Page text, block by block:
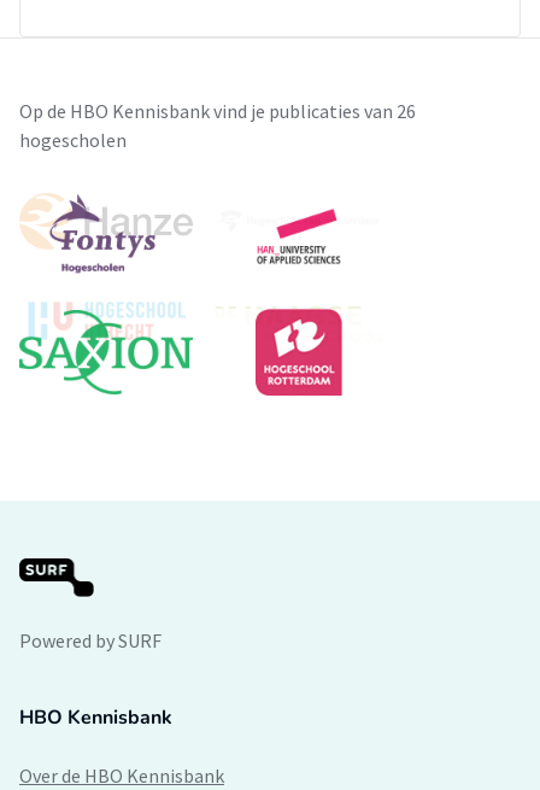
Op de HBO Kennisbank vind je publicaties van 26
hogescholen
Powered by SURF
HBO Kennisbank
Over de HBO Kennisbank